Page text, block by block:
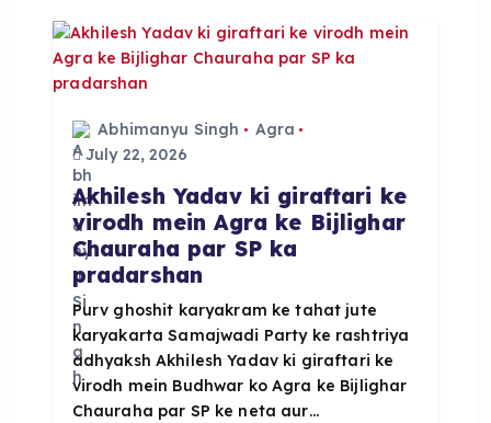
g
Abhimanyu Singh
Agra
July 22, 2026
Akhilesh Yadav ki giraftari ke
virodh mein Agra ke Bijlighar
Chauraha par SP ka
pradarshan
Purv ghoshit karyakram ke tahat jute
karyakarta Samajwadi Party ke rashtriya
adhyaksh Akhilesh Yadav ki giraftari ke
virodh mein Budhwar ko Agra ke Bijlighar
Chauraha par SP ke neta aur…